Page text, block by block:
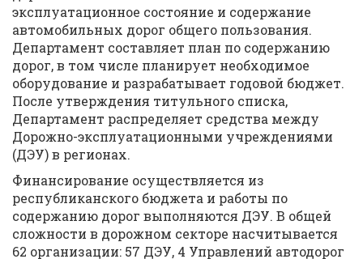
эксплуатационное состояние и содержание
автомобильных дорог общего пользования.
Департамент составляет план по содержанию
дорог, в том числе планирует необходимое
оборудование и разрабатывает годовой бюджет.
После утверждения титульного списка,
Департамент распределяет средства между
Дорожно-эксплуатационными учреждениями
(ДЭУ) в регионах.
Финансирование осуществляется из
республиканского бюджета и работы по
содержанию дорог выполняются ДЭУ. В общей
сложности в дорожном секторе насчитывается
62 организации: 57 ДЭУ, 4 Управлений автодорог